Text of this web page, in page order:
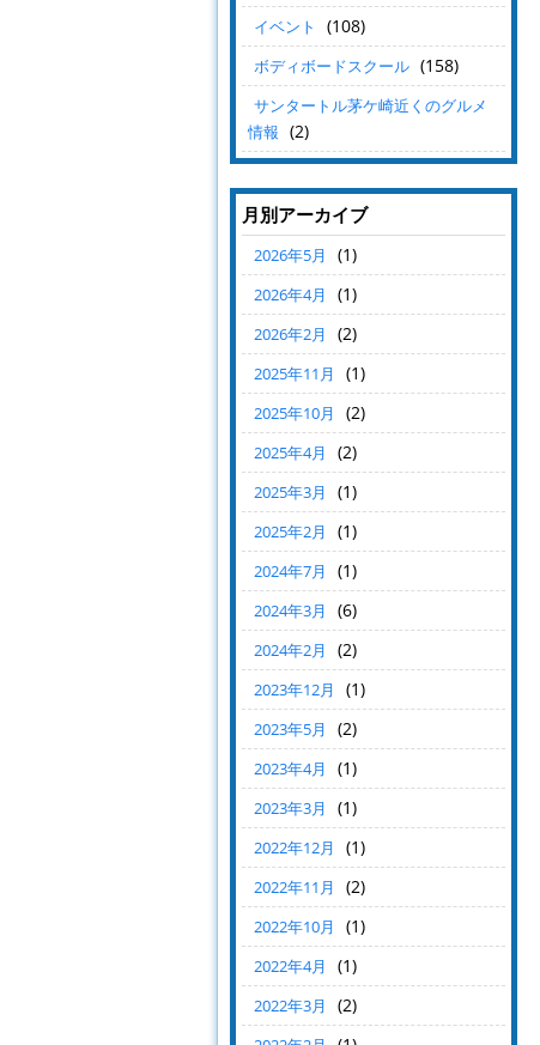
イベント (108)
ボディボードスクール (158)
サンタートル茅ケ崎近くのグルメ
情報 (2)
月別アーカイブ
2026年5月 (1)
2026年4月 (1)
2026年2月 (2)
2025年11月 (1)
2025年10月 (2)
2025年4月 (2)
2025年3月 (1)
2025年2月 (1)
2024年7月 (1)
2024年3月 (6)
2024年2月 (2)
2023年12月 (1)
2023年5月 (2)
2023年4月 (1)
2023年3月 (1)
2022年12月 (1)
2022年11月 (2)
2022年10月 (1)
2022年4月 (1)
2022年3月 (2)